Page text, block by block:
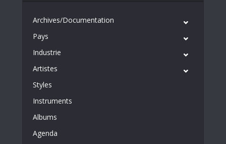
Archives/Documentation
Pays
Industrie
Artistes
Styles
Instruments
Albums
Agenda